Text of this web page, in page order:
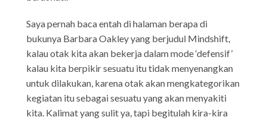
Saya pernah baca entah di halaman berapa di
bukunya Barbara Oakley yang berjudul Mindshift,
kalau otak kita akan bekerja dalam mode ‘defensif’
kalau kita berpikir sesuatu itu tidak menyenangkan
untuk dilakukan, karena otak akan mengkategorikan
kegiatan itu sebagai sesuatu yang akan menyakiti
kita. Kalimat yang sulit ya, tapi begitulah kira-kira